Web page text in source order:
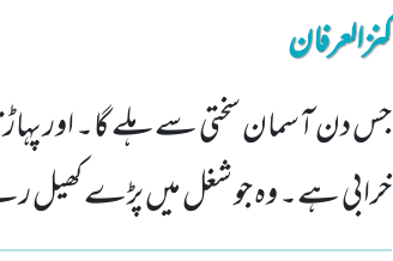
کنزالعرفان
جس دن آسمان سختی سے ہلے گا۔ اور
خرابی ہے۔ وہ جو شغل میں پڑے کھیل